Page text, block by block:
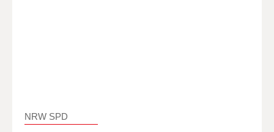
NRW SPD